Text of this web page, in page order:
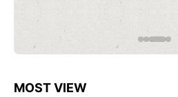
MOST VIEW